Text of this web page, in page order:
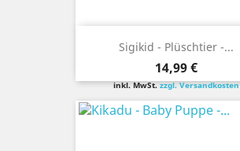
Sigikid - Plüschtier -...
Preis
14,99 €
inkl. MwSt.zzgl. Versandkosten